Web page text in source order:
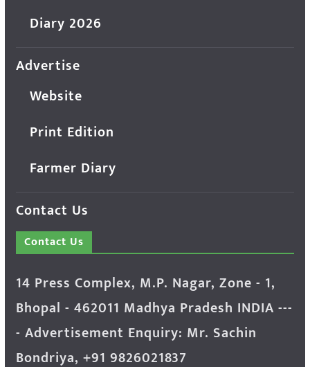
Diary 2026
Advertise
Website
Print Edition
Farmer Diary
Contact Us
Contact Us
14 Press Complex, M.P. Nagar, Zone - 1,
Bhopal - 462011 Madhya Pradesh INDIA ---
- Advertisement Enquiry: Mr. Sachin
Bondriya, +91 9826021837